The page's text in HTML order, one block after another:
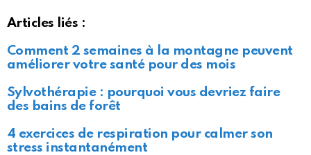
Articles liés :
Comment 2 semaines à la montagne peuvent
améliorer votre santé pour des mois
Sylvothérapie : pourquoi vous devriez faire
des bains de forêt
4 exercices de respiration pour calmer son
stress instantanément